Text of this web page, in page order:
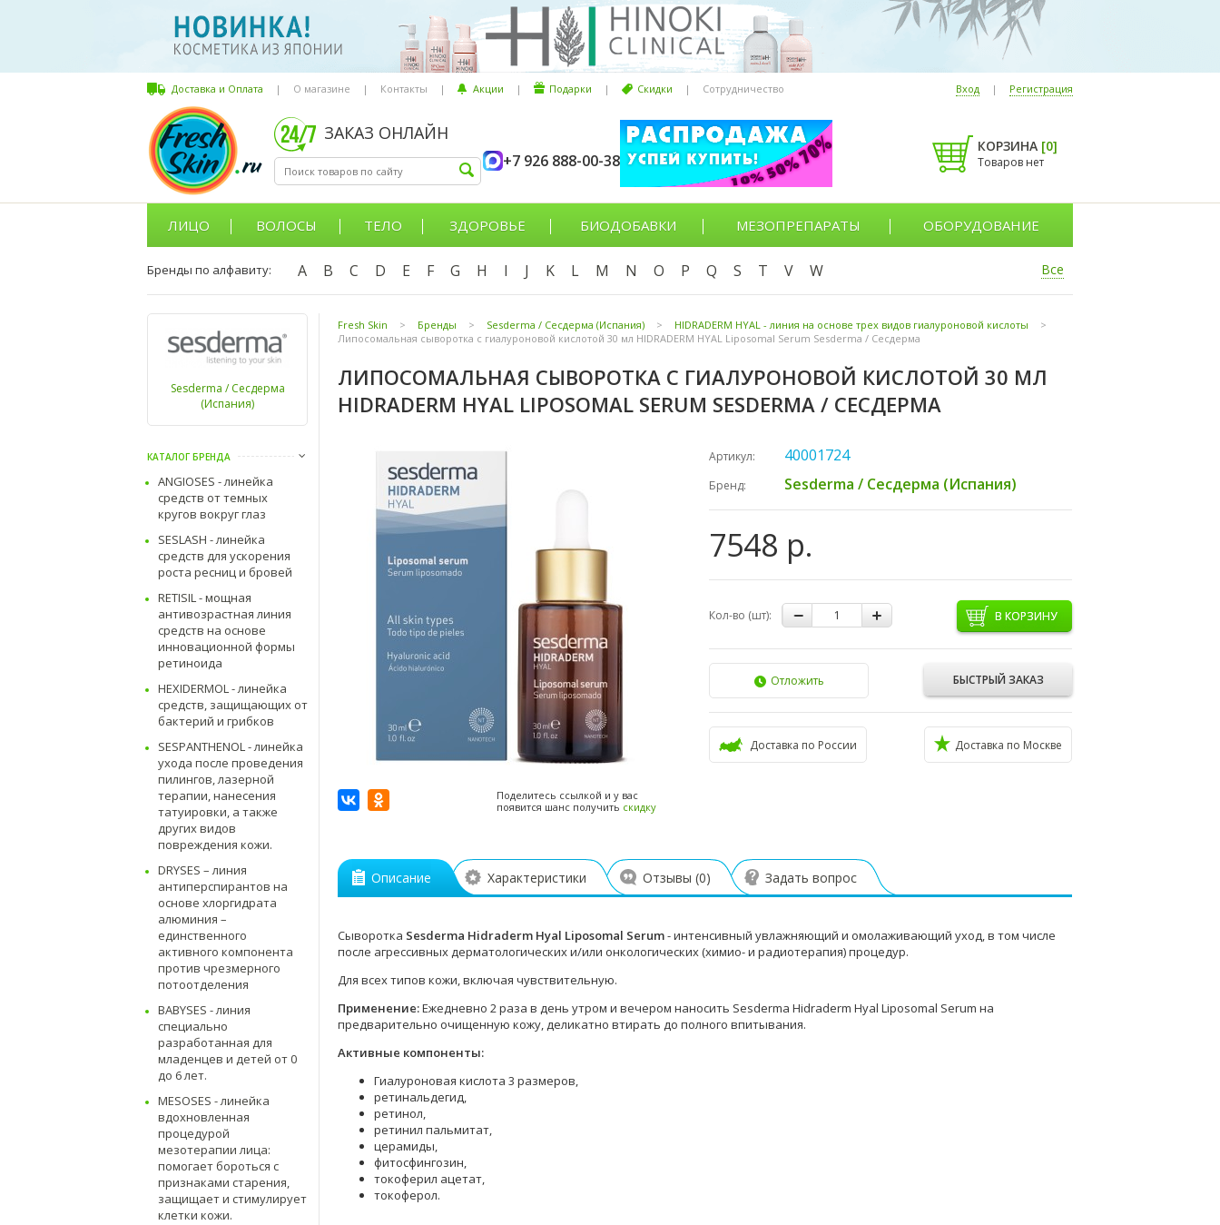
Доставка и Оплата | О магазине | Контакты | Акции | Подарки | Скидки | Сотрудничество Вход | Регистрация
ЗАКАЗ ОНЛАЙН
+7 926 888-00-38
КОРЗИНА [0]
Товаров нет
ЛИЦО ВОЛОСЫ ТЕЛО ЗДОРОВЬЕ БИОДОБАВКИ МЕЗОПРЕПАРАТЫ ОБОРУДОВАНИЕ
Бренды по алфавиту: A B C D E F G H I J K L M N O P Q S T V W Все
Sesderma / Сесдерма
(Испания)
КАТАЛОГ БРЕНДА
ANGIOSES - линейка
средств от темных
кругов вокруг глаз
SESLASH - линейка
средств для ускорения
роста ресниц и бровей
RETISIL - мощная
антивозрастная линия
средств на основе
инновационной формы
ретиноида
HEXIDERMOL - линейка
средств, защищающих от
бактерий и грибков
SESPANTHENOL - линейка
ухода после проведения
пилингов, лазерной
терапии, нанесения
татуировки, а также
других видов
повреждения кожи.
DRYSES – линия
антиперспирантов на
основе хлоргидрата
алюминия –
единственного
активного компонента
против чрезмерного
потоотделения
BABYSES - линия
специально
разработанная для
младенцев и детей от 0
до 6 лет.
MESOSES - линейка
вдохновленная
процедурой
мезотерапии лица:
помогает бороться с
признаками старения,
защищает и стимулирует
клетки кожи.
Fresh Skin > Бренды > Sesderma / Сесдерма (Испания) > HIDRADERM HYAL - линия на основе трех видов гиалуроновой кислоты
>
Липосомальная сыворотка с гиалуроновой кислотой 30 мл HIDRADERM HYAL Liposomal Serum Sesderma / Сесдерма
ЛИПОСОМАЛЬНАЯ СЫВОРОТКА С ГИАЛУРОНОВОЙ КИСЛОТОЙ 30 МЛ
HIDRADERM HYAL LIPOSOMAL SERUM SESDERMA / СЕСДЕРМА
Поделитесь ссылкой и у вас
появится шанс получить скидку
Артикул: 40001724
Бренд: Sesderma / Сесдерма (Испания)
7548 р.
Кол-во (шт): В КОРЗИНУ
БЫСТРЫЙ ЗАКАЗ
Отложить
Доставка по России Доставка по Москве
Описание Характеристики Отзывы (0) Задать вопрос
Сыворотка Sesderma Hidraderm Hyal Liposomal Serum- интенсивный увлажняющий и омолаживающий уход, в том числе
после агрессивных дерматологических и/или онкологических (химио- и радиотерапия) процедур.
Для всех типов кожи, включая чувствительную.
Применение:Ежедневно 2 раза в день утром и вечером наносить Sesderma Hidraderm Hyal Liposomal Serum на
предварительно очищенную кожу, деликатно втирать до полного впитывания.
Активные компоненты:
Гиалуроновая кислота 3 размеров,
ретинальдегид,
ретинол,
ретинил пальмитат,
церамиды,
фитосфингозин,
токоферил ацетат,
токоферол.